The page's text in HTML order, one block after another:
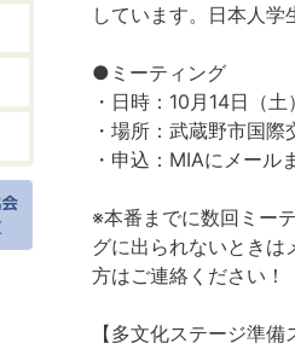
しています。日本人
●ミーティング
・日時：10月14日（
・場所：武蔵野市国
・申込：MIAにメー
※本番までに数回ミー
グに出られないときは
方はご連絡ください！
【多文化ステージ準